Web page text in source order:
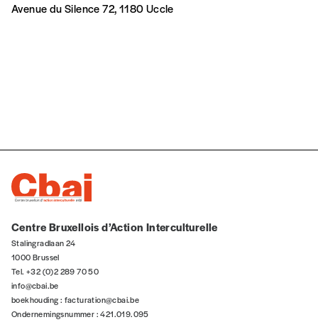
Avenue du Silence 72, 1180 Uccle
Centre Bruxellois d’Action Interculturelle
Stalingradlaan 24
1000 Brussel
Tel. +32 (0)2 289 70 50
info@cbai.be
boekhouding : facturation@cbai.be
Ondernemingsnummer : 421.019.095